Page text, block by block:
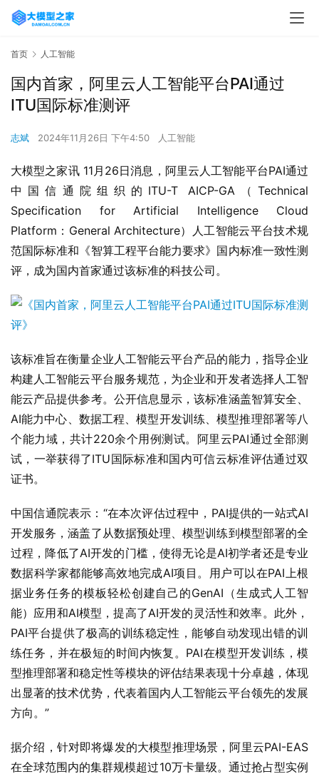
首页 人工智能
国内首家，阿里云人工智能平台PAI通过
ITU国际标准测评
志斌 2024年11月26日 下午4:50 人工智能
大模型之家讯 11月26日消息，阿里云人工智能平台PAI通过
中国信通院组织的ITU-T AICP-GA（Technical
Specification for Artificial Intelligence Cloud
Platform：General Architecture）人工智能云平台技术规
范国际标准和《智算工程平台能力要求》国内标准一致性测
评，成为国内首家通过该标准的科技公司。
该标准旨在衡量企业人工智能云平台产品的能力，指导企业
构建人工智能云平台服务规范，为企业和开发者选择人工智
能云产品提供参考。公开信息显示，该标准涵盖智算安全、
AI能力中心、数据工程、模型开发训练、模型推理部署等八
个能力域，共计220余个用例测试。阿里云PAI通过全部测
试，一举获得了ITU国际标准和国内可信云标准评估通过双
证书。
中国信通院表示：“在本次评估过程中，PAI提供的一站式AI
开发服务，涵盖了从数据预处理、模型训练到模型部署的全
过程，降低了AI开发的门槛，使得无论是AI初学者还是专业
数据科学家都能够高效地完成AI项目。用户可以在PAI上根
据业务任务的模板轻松创建自己的GenAI（生成式人工智
能）应用和AI模型，提高了AI开发的灵活性和效率。此外，
PAI平台提供了极高的训练稳定性，能够自动发现出错的训
练任务，并在极短的时间内恢复。PAI在模型开发训练，模
型推理部署和稳定性等模块的评估结果表现十分卓越，体现
出显著的技术优势，代表着国内人工智能云平台领先的发展
方向。”
据介绍，针对即将爆发的大模型推理场景，阿里云PAI-EAS
在全球范围内的集群规模超过10万卡量级。通过抢占型实例